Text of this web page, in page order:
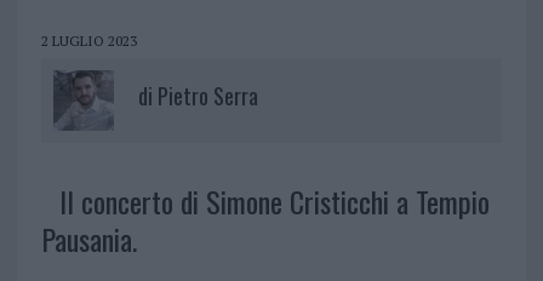
2 LUGLIO 2023
di Pietro Serra
Il concerto di Simone Cristicchi a Tempio
Pausania.